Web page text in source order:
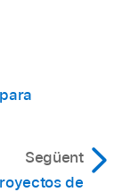
Següent
de